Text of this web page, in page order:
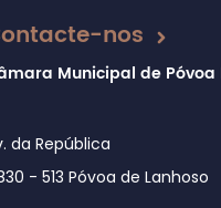
nos
Municipal de Póvoa
da República
- 513 Póvoa de Lanhoso